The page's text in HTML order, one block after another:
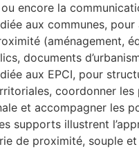
encore la
aux communes,
(aménagement,
documents
aux EPCI, pour
coordonner les
et accompagner les
supports illustrent
de proximité, souple